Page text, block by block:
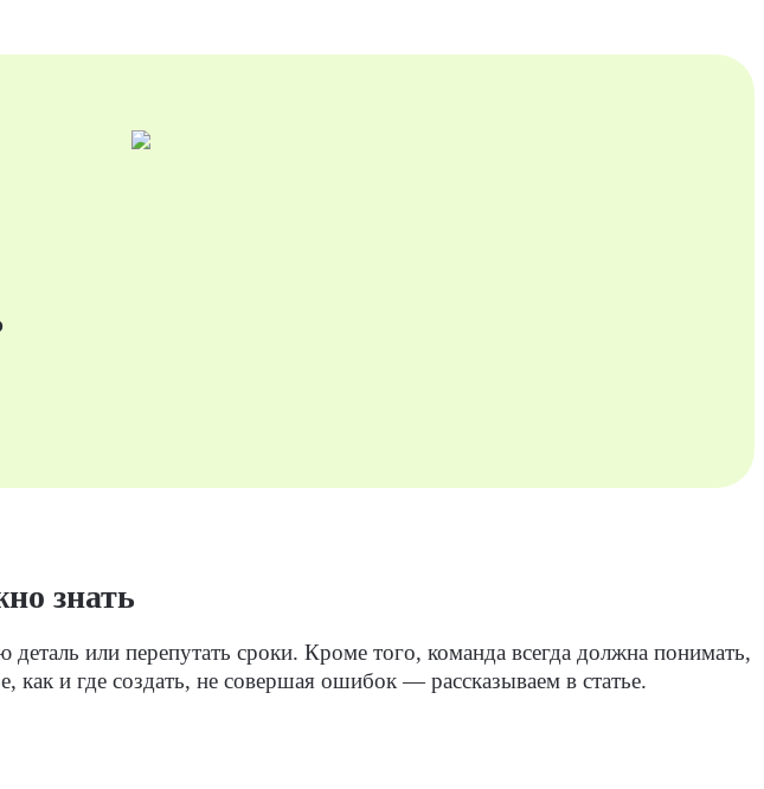
знать
или перепутать сроки. Кроме того, команда всегда должна понимать,
как и где создать, не совершая ошибок — рассказываем в статье.